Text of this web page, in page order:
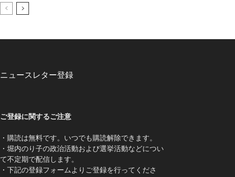
ニュースレター登録
ご登録に関するご注意
・購読は無料です。いつでも購読解除できます。
・堀内のり子の政治活動および選挙活動などについ
て不定期で配信します。
・下記の登録フォームよりご登録を行ってくださ